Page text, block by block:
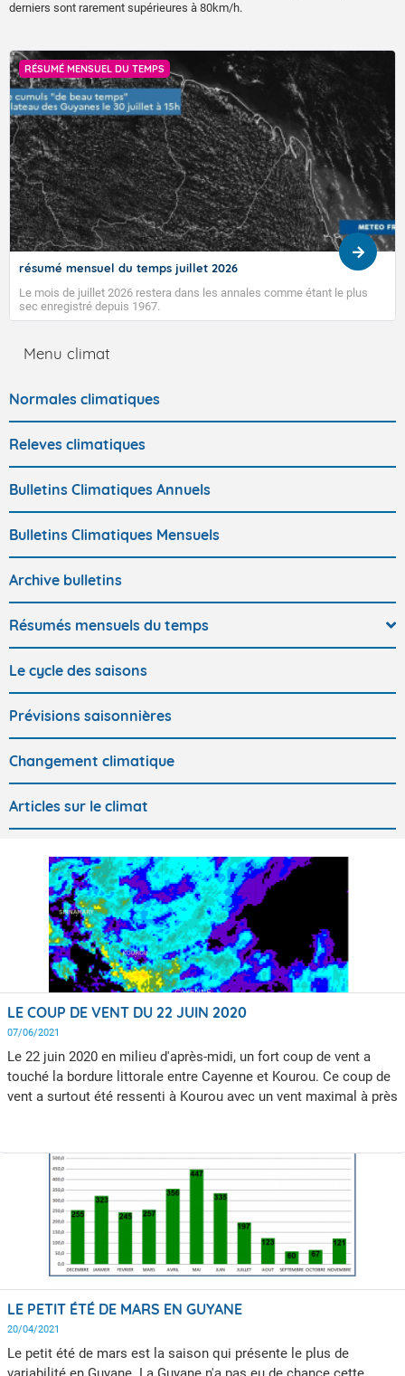
derniers sont rarement supérieures à 80km/h.
RÉSUMÉ MENSUEL DU TEMPS
résumé mensuel du temps juillet 2026
Le mois de juillet 2026 restera dans les annales comme étant le plus
sec enregistré depuis 1967.
Menu climat
Normales climatiques
Releves climatiques
Bulletins Climatiques Annuels
Bulletins Climatiques Mensuels
Archive bulletins
Résumés mensuels du temps
Le cycle des saisons
Prévisions saisonnières
Changement climatique
Articles sur le climat
LE COUP DE VENT DU 22 JUIN 2020
07/06/2021
Le 22 juin 2020 en milieu d'après-midi, un fort coup de vent a
touché la bordure littorale entre Cayenne et Kourou. Ce coup de
vent a surtout été ressenti à Kourou avec un vent maximal à près
près d'une demi heure à Kourou avec une orientation constante
de secteur Est.
LE PETIT ÉTÉ DE MARS EN GUYANE
20/04/2021
Le petit été de mars est la saison qui présente le plus de